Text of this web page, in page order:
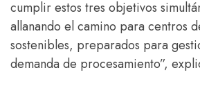
cumplir estos tres objetivos
allanando el camino para centros
sostenibles, preparados para
demanda de procesamiento”,